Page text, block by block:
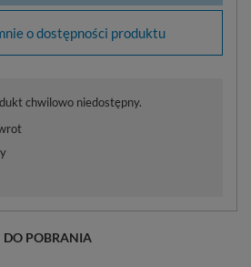
o dostępności produktu
chwilowo niedostępny.
DO POBRANIA